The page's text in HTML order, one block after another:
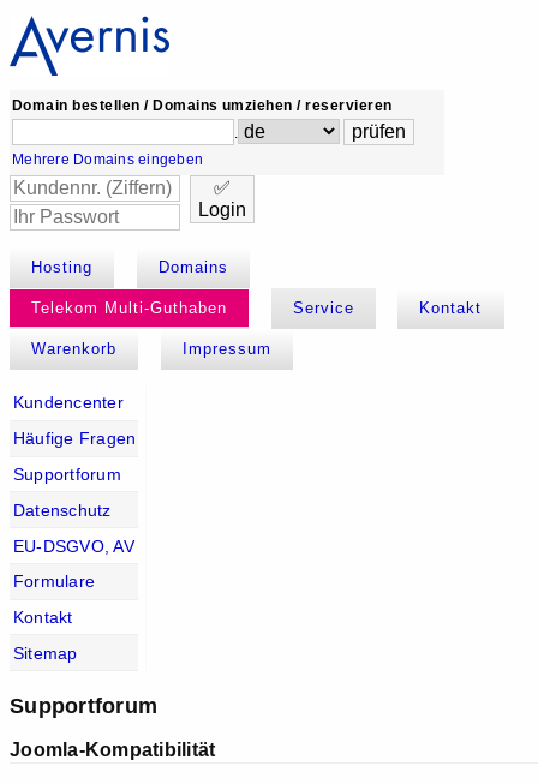
Domain bestellen / Domains umziehen / reservieren
.
Mehrere Domains eingeben
✅
Login
Hosting Domains
Telekom Multi-Guthaben Service Kontakt
Warenkorb Impressum
Kundencenter
Häufige Fragen
Supportforum
Datenschutz
EU-DSGVO, AV
Formulare
Kontakt
Sitemap
Supportforum
Joomla-Kompatibilität